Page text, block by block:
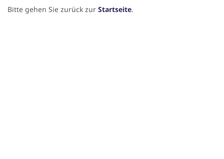
Bitte gehen Sie zurück zur Startseite.